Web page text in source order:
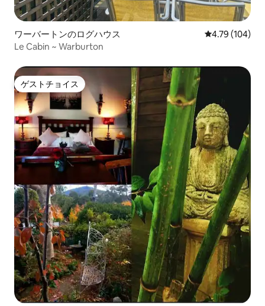
ワーバートンのログハウス レビュー104
4.79 (104)
Le Cabin ~ Warburton
ゲストチョイス
ゲストチョイス